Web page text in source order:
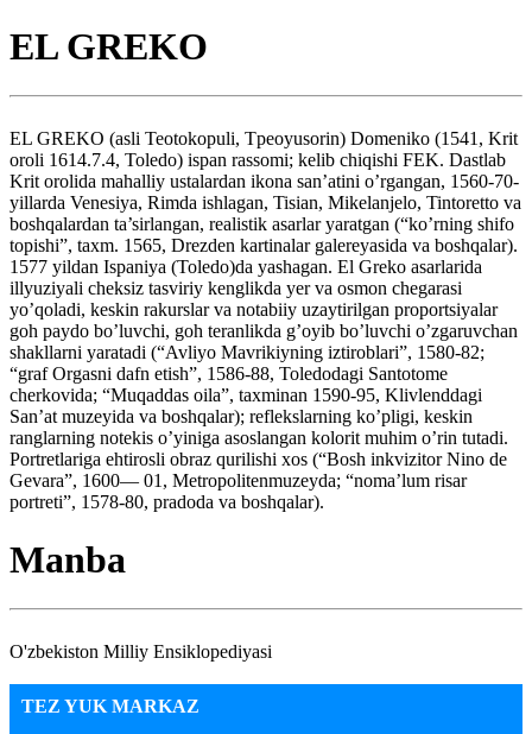
EL GREKO
EL GREKO (asli Teotokopuli, Tpeoyusorin) Domeniko (1541, Krit
oroli 1614.7.4, Toledo) ispan rassomi; kelib chiqishi FEK. Dastlab
Krit orolida mahalliy ustalardan ikona san’atini o’rgangan, 1560-70-
yillarda Venesiya, Rimda ishlagan, Tisian, Mikelanjelo, Tintoretto va
boshqalardan ta’sirlangan, realistik asarlar yaratgan (“ko’rning shifo
topishi”, taxm. 1565, Drezden kartinalar galereyasida va boshqalar).
1577 yildan Ispaniya (Toledo)da yashagan. El Greko asarlarida
illyuziyali cheksiz tasviriy kenglikda yer va osmon chegarasi
yo’qoladi, keskin rakurslar va notabiiy uzaytirilgan proportsiyalar
goh paydo bo’luvchi, goh teranlikda g’oyib bo’luvchi o’zgaruvchan
shakllarni yaratadi (“Avliyo Mavrikiyning iztiroblari”, 1580-82;
“graf Orgasni dafn etish”, 1586-88, Toledodagi Santotome
cherkovida; “Muqaddas oila”, taxminan 1590-95, Klivlenddagi
San’at muzeyida va boshqalar); reflekslarning ko’pligi, keskin
ranglarning notekis o’yiniga asoslangan kolorit muhim o’rin tutadi.
Portretlariga ehtirosli obraz qurilishi xos (“Bosh inkvizitor Nino de
Gevara”, 1600— 01, Metropolitenmuzeyda; “noma’lum risar
portreti”, 1578-80, pradoda va boshqalar).
Manba
O'zbekiston Milliy Ensiklopediyasi
TEZ YUK MARKAZ